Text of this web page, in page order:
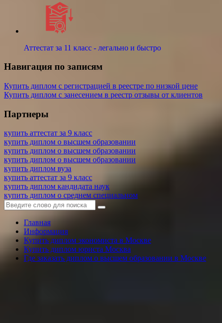
Аттестат за 11 класс - легально и быстро
Навигация по записям
Купить диплом с регистрацией в реестре по низкой цене
Купить диплом с занесением в реестр отзывы от клиентов
Партнеры
купить аттестат за 9 класс
купить диплом о высшем образовании
купить диплом о высшем образовании
купить диплом о высшем образовании
купить диплом вуза
купить аттестат за 9 класс
купить диплом кандидата наук
купить диплом о среднем специальном
Главная
Информация
Купить диплом экономиста в Москве
Купить диплом юриста Москва
Где заказать диплом о высшем образовании в Москве